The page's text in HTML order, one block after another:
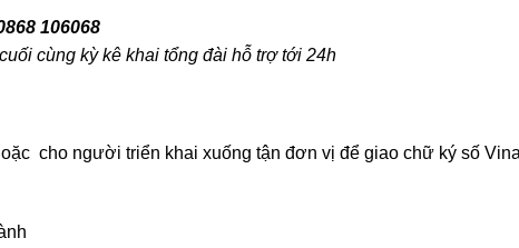
106068
cùng kỳ kê khai tổng đài hỗ trợ tới 24h
cho người triển khai xuống tận đơn vị để giao chữ ký số Vina